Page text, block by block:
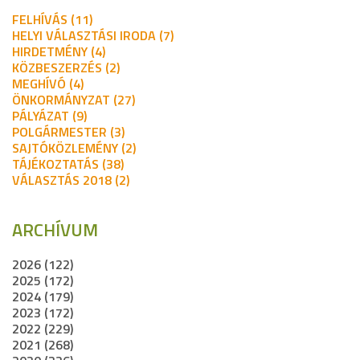
FELHÍVÁS (11)
HELYI VÁLASZTÁSI IRODA (7)
HIRDETMÉNY (4)
KÖZBESZERZÉS (2)
MEGHÍVÓ (4)
ÖNKORMÁNYZAT (27)
PÁLYÁZAT (9)
POLGÁRMESTER (3)
SAJTÓKÖZLEMÉNY (2)
TÁJÉKOZTATÁS (38)
VÁLASZTÁS 2018 (2)
ARCHÍVUM
2026 (122)
2025 (172)
2024 (179)
2023 (172)
2022 (229)
2021 (268)